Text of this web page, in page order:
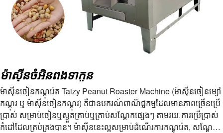
ម៉ាស៊ីនចំអិនពងទាកូន
ម៉ាស៊ីនចៀនកណ្តុរ៉េត Taizy Peanut Roaster Machine (ម៉ាស៊ីនចៀនម្សៅ
កណ្តុរ ឬ ម៉ាស៊ីនចៀនកណ្តុរ) គឺជាឧបករណ៍ពាណិជ្ជកម្មដែលមានភាពច្រើនប្រើ
ប្រាស់ សម្រាប់ចៀនឬស្ងួតគ្រាប់ឬគ្រាប់សណ្តែកផ្សេងៗ តាមរយៈការប្រើប្រាស់
កំដៅដែលគ្រប់គ្រងបាន។ ម៉ាស៊ីននេះល្អសម្រាប់ដំណើរការកណ្តុរ៉េត, សណ្តែក